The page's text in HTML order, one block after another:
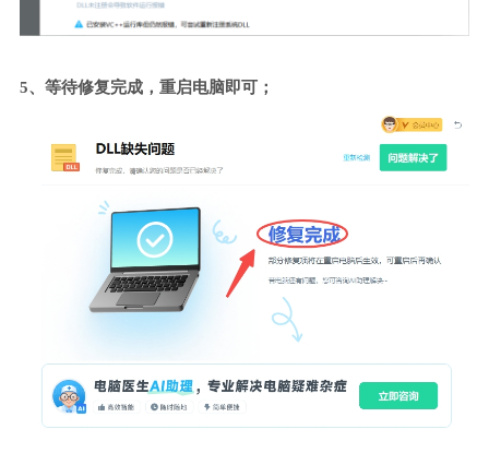
5、等待修复完成，重启电脑即可；